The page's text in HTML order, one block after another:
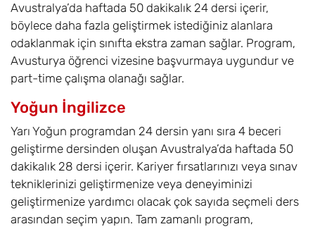
Avustralya’da haftada 50 dakikalık 24 dersi içerir,
böylece daha fazla geliştirmek istediğiniz alanlara
odaklanmak için sınıfta ekstra zaman sağlar. Program,
Avusturya öğrenci vizesine başvurmaya uygundur ve
part-time çalışma olanağı sağlar.
Yoğun İngilizce
Yarı Yoğun programdan 24 dersin yanı sıra 4 beceri
geliştirme dersinden oluşan Avustralya’da haftada 50
dakikalık 28 dersi içerir. Kariyer fırsatlarınızı veya sınav
tekniklerinizi geliştirmenize veya deneyiminizi
geliştirmenize yardımcı olacak çok sayıda seçmeli ders
arasından seçim yapın. Tam zamanlı program,